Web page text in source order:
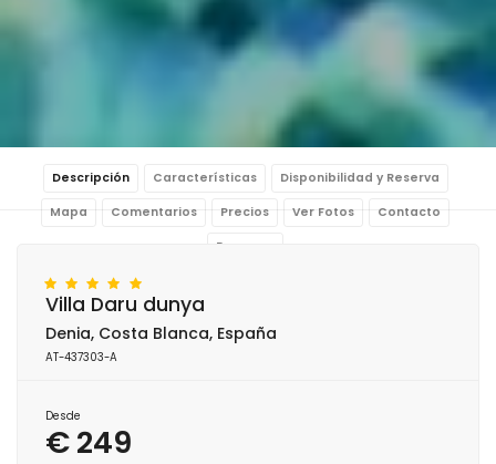
Descripción Características Disponibilidad y Reserva
Mapa Comentarios Precios Ver Fotos Contacto
Reservar
Villa Daru dunya
Denia, Costa Blanca, España
AT-437303-A
Desde
€ 249